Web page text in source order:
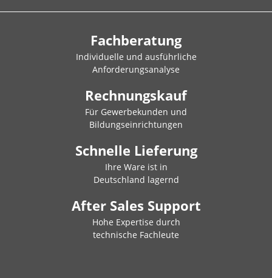
Fachberatung
Individuelle und ausführliche
Anforderungsanalyse
Rechnungskauf
Für Gewerbekunden und
Bildungseinrichtungen
Schnelle Lieferung
Ihre Ware ist in
Deutschland lagernd
After Sales Support
Hohe Expertise durch
technische Fachleute